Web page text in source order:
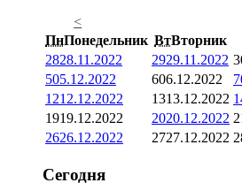
<
ПнПонедельник ВтВторник
2828.11.2022 2929.11.2022
505.12.2022 606.12.2022 7
1212.12.2022 1313.12.2022
1919.12.2022 2020.12.2022
2626.12.2022 2727.12.2022
Сегодня